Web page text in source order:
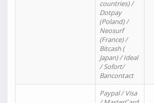
countries) /
Dotpay
(Poland) /
Neosurf
(France) /
Bitcash (
Japan) / Ideal
/ Sofort/
Bancontact
Paypal / Visa